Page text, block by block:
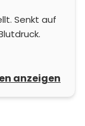
Senkt auf
anzeigen